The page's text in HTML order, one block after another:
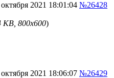
2021 18:01:04 №26428
KB, 800x600)
2021 18:06:07 №26429